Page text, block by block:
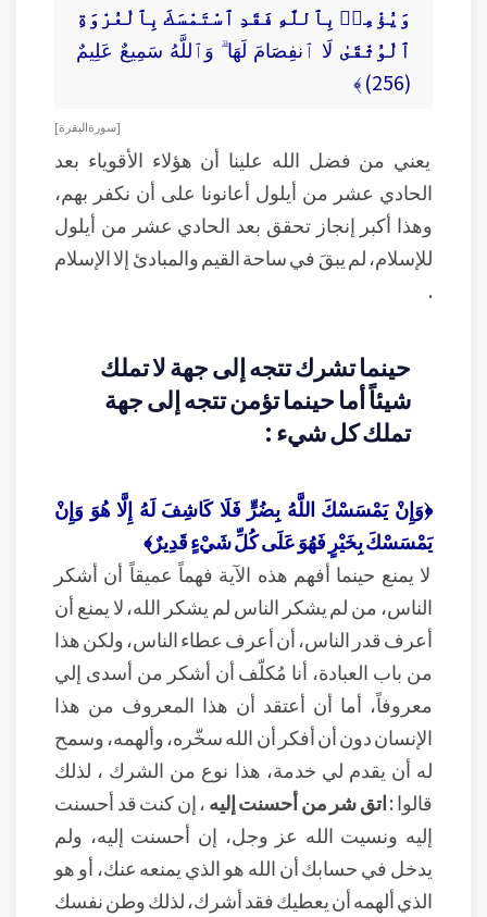
وَيُؤْمِنۢ بِٱللَّهِ فَقَدِ ٱسْتَمْسَكَ بِٱلْعُرْوَةِ
ٱلْوُثْقَىٰ لَا ٱنفِصَامَ لَهَا ۗ وَٱللَّهُ سَمِيعٌ عَلِيمٌ
(256) ﴾
[ سورة البقرة ]
يعني من فضل الله علينا أن هؤلاء الأقوياء بعد
الحادي عشر من أيلول أعانونا على أن نكفر بهم،
وهذا أكبر إنجاز تحقق بعد الحادي عشر من أيلول
للإسلام، لم يبقَ في ساحة القيم والمبادئ إلا الإسلام
.
حينما تشرك تتجه إلى جهة لا تملك
شيئاً أما حينما تؤمن تتجه إلى جهة
تملك كل شيء :
﴿وَإِنْ يَمْسَسْكَ اللَّهُ بِضُرٍّ فَلَا كَاشِفَ لَهُ إِلَّا هُوَ وَإِنْ
يَمْسَسْكَ بِخَيْرٍ فَهُوَ عَلَى كُلِّ شَيْءٍ قَدِيرٌ﴾
لا يمنع حينما أفهم هذه الآية فهماً عميقاً أن أشكر
الناس، من لم يشكر الناس لم يشكر الله، لا يمنع أن
أعرف قدر الناس، أن أعرف عطاء الناس، ولكن هذا
من باب العبادة، أنا مُكلّف أن أشكر من أسدى إلي
معروفاً، أما أن أعتقد أن هذا المعروف من هذا
الإنسان دون أن أفكر أن الله سخّره، وألهمه، وسمح
له أن يقدم لي خدمة، هذا نوع من الشرك ، لذلك
قالوا :اتق شر من أحسنت إليه، إن كنت قد أحسنت
إليه ونسيت الله عز وجل، إن أحسنت إليه، ولم
يدخل في حسابك أن الله هو الذي يمنعه عنك، أو هو
الذي ألهمه أن يعطيك فقد أشرك، لذلك وطن نفسك